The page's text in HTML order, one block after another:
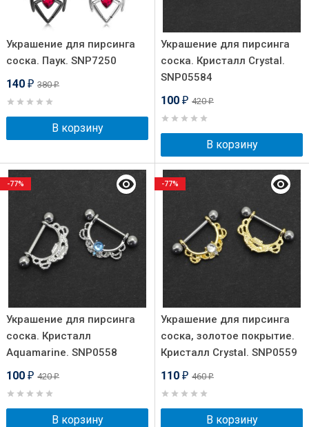
Украшение для пирсинга
соска. Паук. SNP7250
140 ₽ 380₽
В корзину
Украшение для пирсинга
соска. Кристалл Crystal.
SNP05584
100 ₽ 420₽
В корзину
Украшение для пирсинга
соска. Кристалл
Aquamarine. SNP0558
100 ₽ 420₽
В корзину
-77%
Украшение для пирсинга
соска, золотое покрытие.
Кристалл Crystal. SNP0559
110 ₽ 460₽
В корзину
-77%